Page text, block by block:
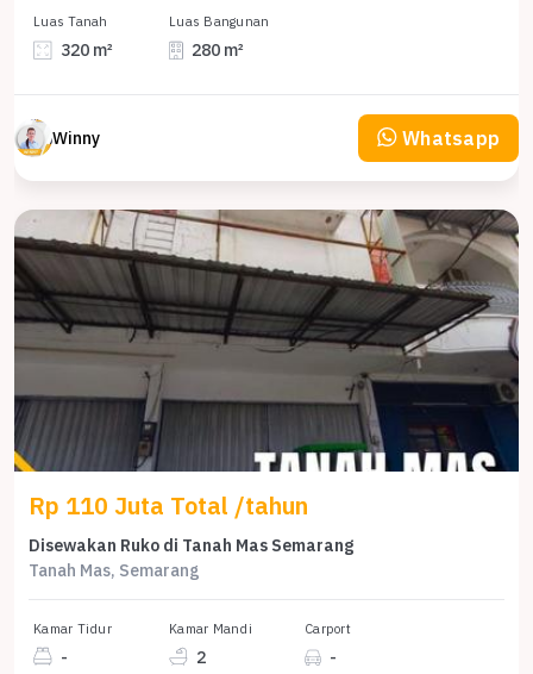
Luas Tanah
320 m²
Luas Bangunan
280 m²
Winny Whatsapp
Rp 110 Juta Total /tahun
Disewakan Ruko di Tanah Mas Semarang
Tanah Mas, Semarang
Kamar Tidur
-
Kamar Mandi
2
Carport
-